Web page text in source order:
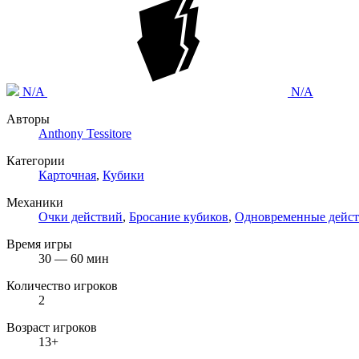
N/A
N/A
Авторы
Anthony Tessitore
Категории
Карточная, Кубики
Механики
Очки действий, Бросание кубиков, Одновременные
Время игры
30 — 60 мин
Количество игроков
2
Возраст игроков
13+